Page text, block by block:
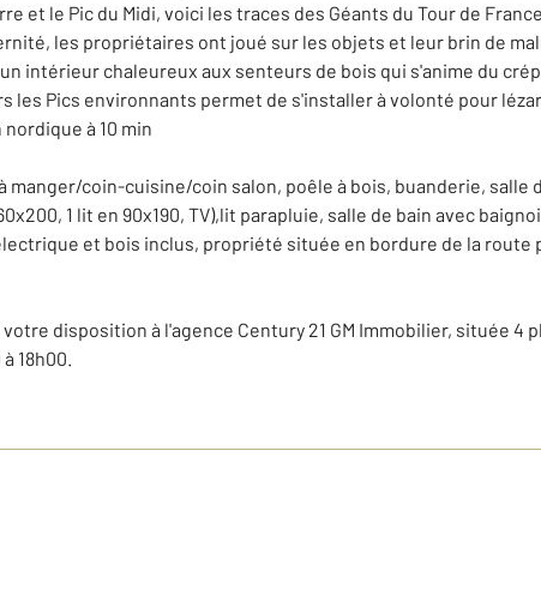
et le Pic du Midi, voici les traces des Géants du Tour de
les propriétaires ont joué sur les objets et leur brin de
intérieur chaleureux aux senteurs de bois qui s'anime du
Pics environnants permet de s'installer à volonté pour
à 10 min
manger/coin-cuisine/coin salon, poêle à bois, buanderie, salle
1 lit en 90x190, TV),lit parapluie, salle de bain avec
et bois inclus, propriété située en bordure de la route
disposition à l'agence Century 21 GM Immobilier, située 4
18h00.